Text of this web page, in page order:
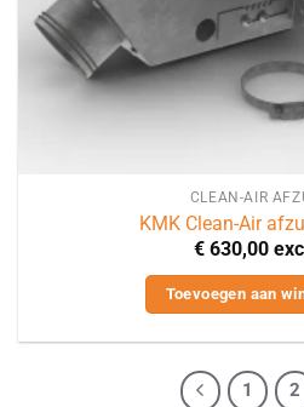
CLEAN-AIR
KMK Clean-Air
€630,00
Toevoegen aan
1 2